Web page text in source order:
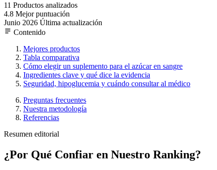
11 Productos analizados
4.8 Mejor puntuación
Junio 2026 Última actualización
Contenido
Mejores productos
Tabla comparativa
Cómo elegir un suplemento para el azúcar en sangre
Ingredientes clave y qué dice la evidencia
Seguridad, hipoglucemia y cuándo consultar al médico
Preguntas frecuentes
Nuestra metodología
Referencias
Resumen editorial
¿Por Qué Confiar en Nuestro Ranking?